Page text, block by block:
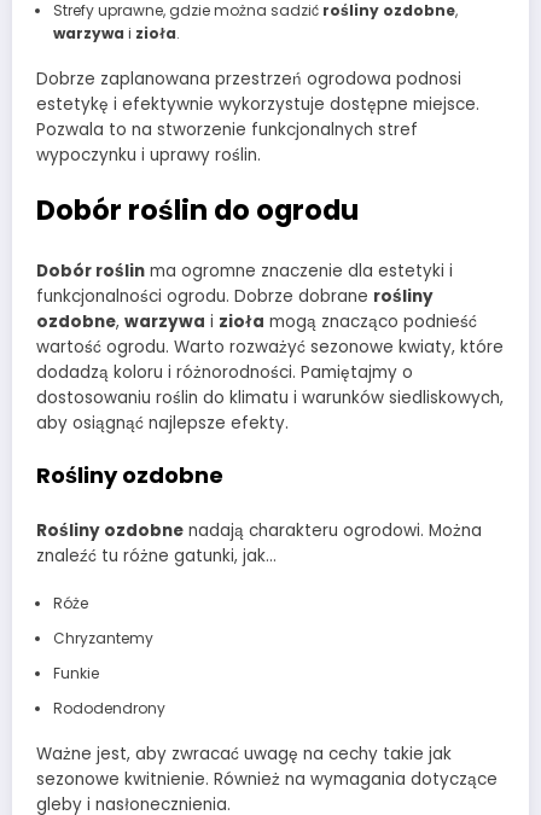
Strefy uprawne, gdzie można sadzić rośliny ozdobne,
warzywa i zioła.
Dobrze zaplanowana przestrzeń ogrodowa podnosi
estetykę i efektywnie wykorzystuje dostępne miejsce.
Pozwala to na stworzenie funkcjonalnych stref
wypoczynku i uprawy roślin.
Dobór roślin do ogrodu
Dobór roślin ma ogromne znaczenie dla estetyki i
funkcjonalności ogrodu. Dobrze dobrane rośliny
ozdobne, warzywa i zioła mogą znacząco podnieść
wartość ogrodu. Warto rozważyć sezonowe kwiaty, które
dodadzą koloru i różnorodności. Pamiętajmy o
dostosowaniu roślin do klimatu i warunków siedliskowych,
aby osiągnąć najlepsze efekty.
Rośliny ozdobne
Rośliny ozdobne nadają charakteru ogrodowi. Można
znaleźć tu różne gatunki, jak…
Róże
Chryzantemy
Funkie
Rododendrony
Ważne jest, aby zwracać uwagę na cechy takie jak
sezonowe kwitnienie. Również na wymagania dotyczące
gleby i nasłonecznienia.